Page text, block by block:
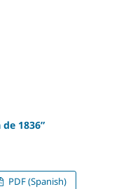
1836”
PDF (Spanish)